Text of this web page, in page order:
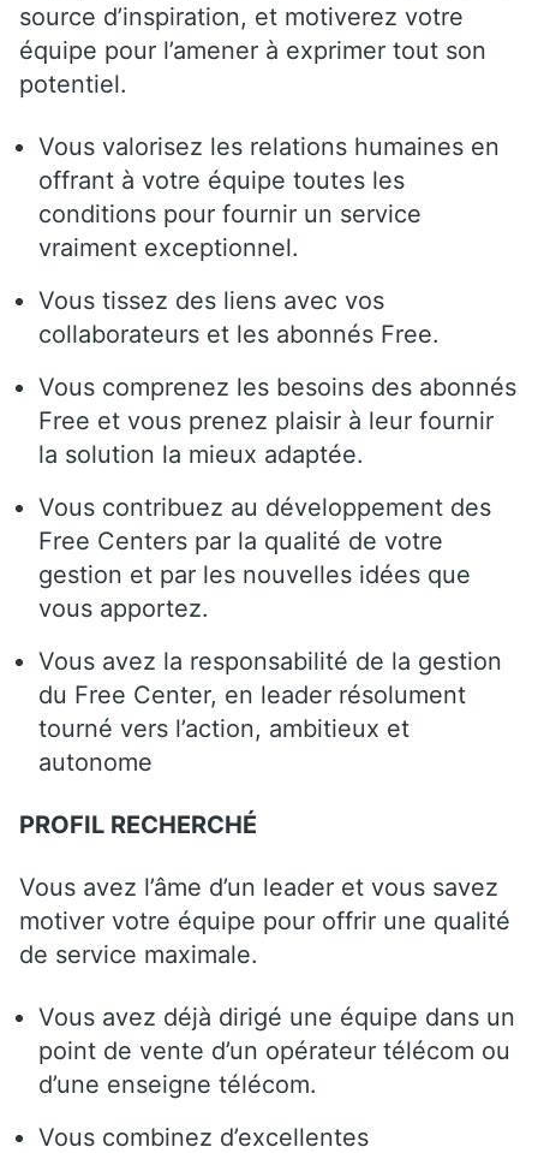
source d’inspiration, et motiverez votre
équipe pour l’amener à exprimer tout son
potentiel.
Vous valorisez les relations humaines en
offrant à votre équipe toutes les
conditions pour fournir un service
vraiment exceptionnel.
Vous tissez des liens avec vos
collaborateurs et les abonnés Free.
Vous comprenez les besoins des abonnés
Free et vous prenez plaisir à leur fournir
la solution la mieux adaptée.
Vous contribuez au développement des
Free Centers par la qualité de votre
gestion et par les nouvelles idées que
vous apportez.
Vous avez la responsabilité de la gestion
du Free Center, en leader résolument
tourné vers l’action, ambitieux et
autonome
PROFIL RECHERCHÉ
Vous avez l’âme d’un leader et vous savez
motiver votre équipe pour offrir une qualité
de service maximale.
Vous avez déjà dirigé une équipe dans un
point de vente d’un opérateur télécom ou
d’une enseigne télécom.
Vous combinez d’excellentes